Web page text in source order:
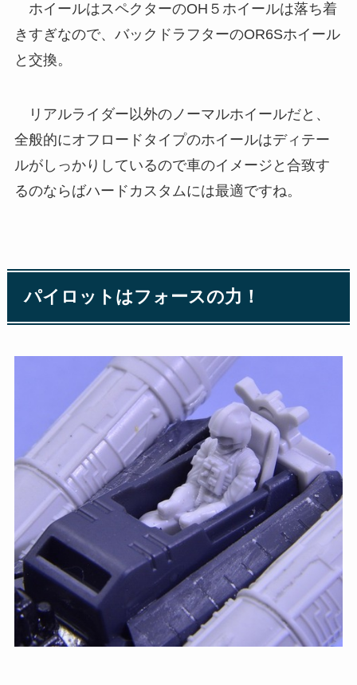
ホイールはスペクターのOH５ホイールは落ち着
きすぎなので、バックドラフターのOR6Sホイール
と交換。
リアルライダー以外のノーマルホイールだと、
全般的にオフロードタイプのホイールはディテー
ルがしっかりしているので車のイメージと合致す
るのならばハードカスタムには最適ですね。
パイロットはフォースの力！